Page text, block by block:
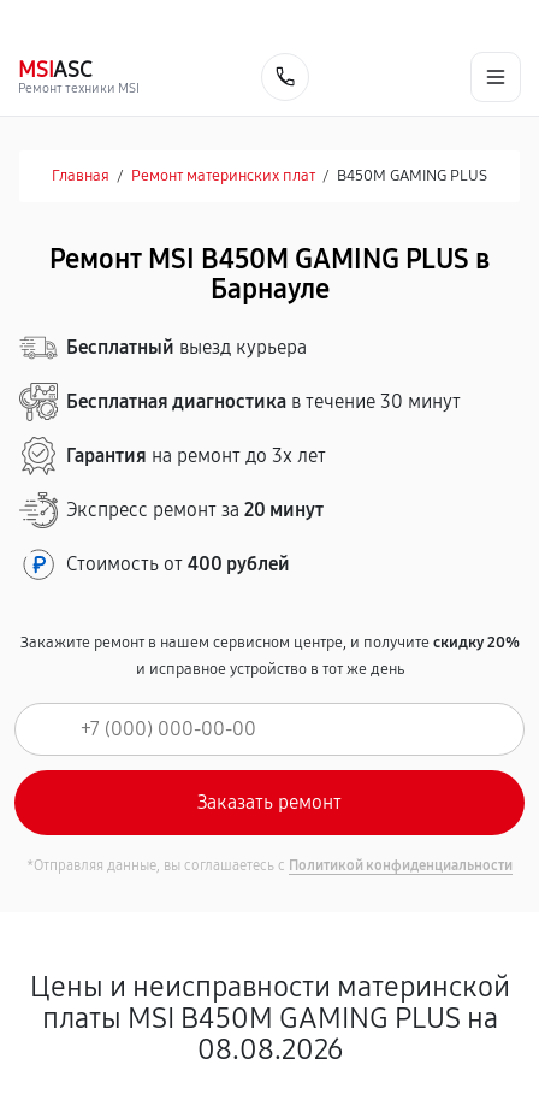
MSIASC
Ремонт техники MSI
Главная / Ремонт материнских плат / B450M GAMING PLUS
Ремонт MSI B450M GAMING PLUS в
Барнауле
Бесплатный выезд курьера
Бесплатная диагностика в течение 30 минут
Гарантия на ремонт до 3х лет
Экспресс ремонт за 20 минут
Стоимость от 400 рублей
Закажите ремонт в нашем сервисном центре, и получитескидку 20%
и исправное устройство в тот же день
*Отправляя данные, вы соглашаетесь с Политикой конфиденциальности
Цены и неисправности материнской
платы MSI B450M GAMING PLUS на
08.08.2026